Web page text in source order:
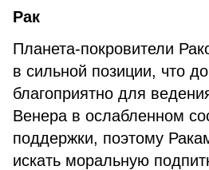
Рак
Планета-покровители
в сильной позиции, что
благоприятно для
Венера в ослабленном
поддержки, поэтому
искать моральную